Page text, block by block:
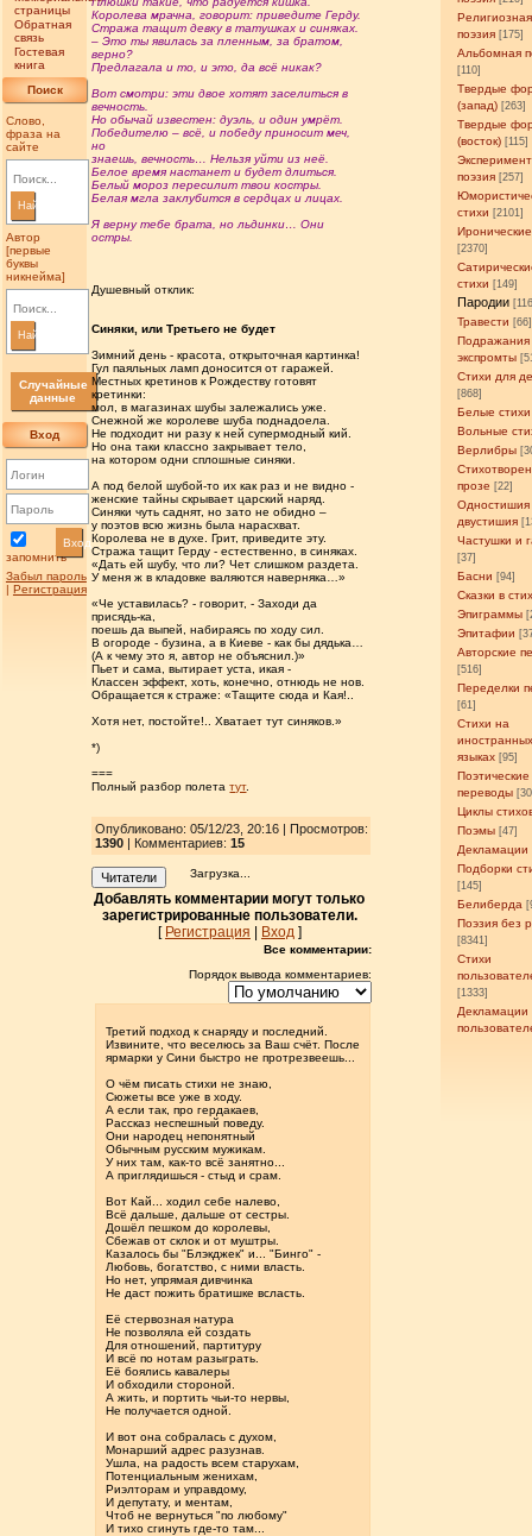
страницы
Обратная
связь
Гостевая
книга
Поиск
Слово,
фраза на
сайте
Найти
Автор
[первые
буквы
никнейма]
Найти
Случайные
данные
Вход
запомнить
Вход
Забыл пароль
| Регистрация
Религиозная
поэзия [175]
Альбомная
[110]
Твердые
(запад) [263]
Твердые
(восток) [115]
поэзия [257]
стихи [2101]
[2370]
стихи [149]
Пародии
Травести [66]
Подражания
экспромты
Стихи для
[868]
Белые стихи
Вольные
Верлибры
прозе [22]
Одностишия
двустишия
Частушки и
[37]
Басни [94]
Сказки в
Эпиграммы
Эпитафии
Авторские
[516]
Переделки
[61]
Стихи на
языках [95]
Поэтические
переводы
Циклы
Поэмы [47]
Декламации
Подборки
[145]
Белиберда
Поэзия без
[8341]
Стихи
[1333]
Декламации
Королева мрачна, говорит: приведите Герду.
Стража тащит девку в татушках и синяках.
– Это ты явилась за пленным, за братом,
верно?
Предлагала и то, и это, да всё никак?
Вот смотри: эти двое хотят заселиться в
вечность.
Но обычай известен: дуэль, и один умрёт.
Победителю – всё, и победу приносит меч,
но
знаешь, вечность… Нельзя уйти из неё.
Белое время настанет и будет длиться.
Белый мороз пересилит твои костры.
Белая мгла заклубится в сердцах и лицах.
Я верну тебе брата, но льдинки… Они
остры.
Душевный отклик:
Синяки, или Третьего не будет
Зимний день - красота, открыточная картинка!
Гул паяльных ламп доносится от гаражей.
Местных кретинов к Рождеству готовят
кретинки:
мол, в магазинах шубы залежались уже.
Снежной же королеве шуба поднадоела.
Не подходит ни разу к ней супермодный кий.
Но она таки классно закрывает тело,
на котором одни сплошные синяки.
А под белой шубой-то их как раз и не видно -
женские тайны скрывает царский наряд.
Синяки чуть саднят, но зато не обидно –
у поэтов всю жизнь была нарасхват.
Королева не в духе. Грит, приведите эту.
Стража тащит Герду - естественно, в синяках.
«Дать ей шубу, что ли? Чет слишком раздета.
У меня ж в кладовке валяются наверняка…»
«Че уставилась? - говорит, - Заходи да
присядь-ка,
поешь да выпей, набираясь по ходу сил.
В огороде - бузина, а в Киеве - как бы дядька…
(А к чему это я, автор не объяснил.)»
Пьет и сама, вытирает уста, икая -
Классен эффект, хоть, конечно, отнюдь не нов.
Обращается к страже: «Тащите сюда и Кая!..
Хотя нет, постойте!.. Хватает тут синяков.»
*)
===
Полный разбор полетатут.
Опубликовано: 05/12/23, 20:16 | Просмотров:
1390| Комментариев: 15
Читатели Загрузка...
Добавлять комментарии могут только
зарегистрированные пользователи.
[ Регистрация Вход]
Все комментарии:
Порядок вывода комментариев:
Третий подход к снаряду и последний.
Извините, что веселюсь за Ваш счёт. После
ярмарки у Сини быстро не протрезвеешь...
О чём писать стихи не знаю,
Сюжеты все уже в ходу.
А если так, про гердакаев,
Рассказ неспешный поведу.
Они народец непонятный
Обычным русским мужикам.
У них там, как-то всё занятно...
А приглядишься - стыд и срам.
Вот Кай... ходил себе налево,
Всё дальше, дальше от сестры.
Дошёл пешком до королевы,
Сбежав от склок и от муштры.
Казалось бы "Блэкджек" и... "Бинго" -
Любовь, богатство, с ними власть.
Но нет, упрямая дивчинка
Не даст пожить братишке всласть.
Её стервозная натура
Не позволяла ей создать
Для отношений, партитуру
И всё по нотам разыграть.
Её боялись кавалеры
И обходили стороной.
А жить, и портить чьи-то нервы,
Не получается одной.
И вот она собралась с духом,
Монарший адрес разузнав.
Ушла, на радость всем старухам,
Потенциальным женихам,
Риэлторам и управдому,
И депутату, и ментам,
Чтоб не вернуться "по любому"
И тихо сгинуть где-то там...